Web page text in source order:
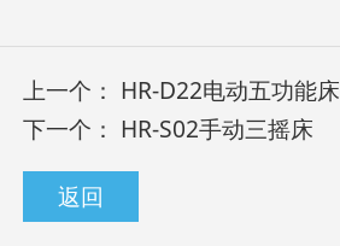
上一个： HR-D22电动五功能床
下一个： HR-S02手动三摇床
返回